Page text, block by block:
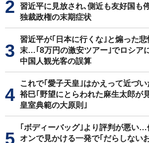
習近平に見放され､側近も友好国も
独裁政権の末期症状
習近平が｢日本に行くな｣と煽った悲
末…｢8万円の激安ツアー｣でロシア
中国人観光客の誤算
これで｢愛子天皇｣はかえって近づ
裕巳｢野望にとらわれた麻生太郎が
皇室典範の大原則｣
｢ボディーバッグ｣より評判が悪い…
オンで見かける一発で｢だらしない